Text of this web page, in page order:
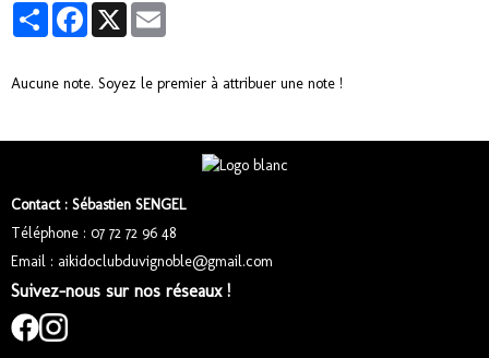
PartagerFacebook
X
Aucune note. Soyez le premier à attribuer une note !
Contact : Sébastien SENGEL
Téléphone : 07 72 72 96 48
Email : aikidoclubduvignoble@gmail.com
Suivez-nous sur nos réseaux !